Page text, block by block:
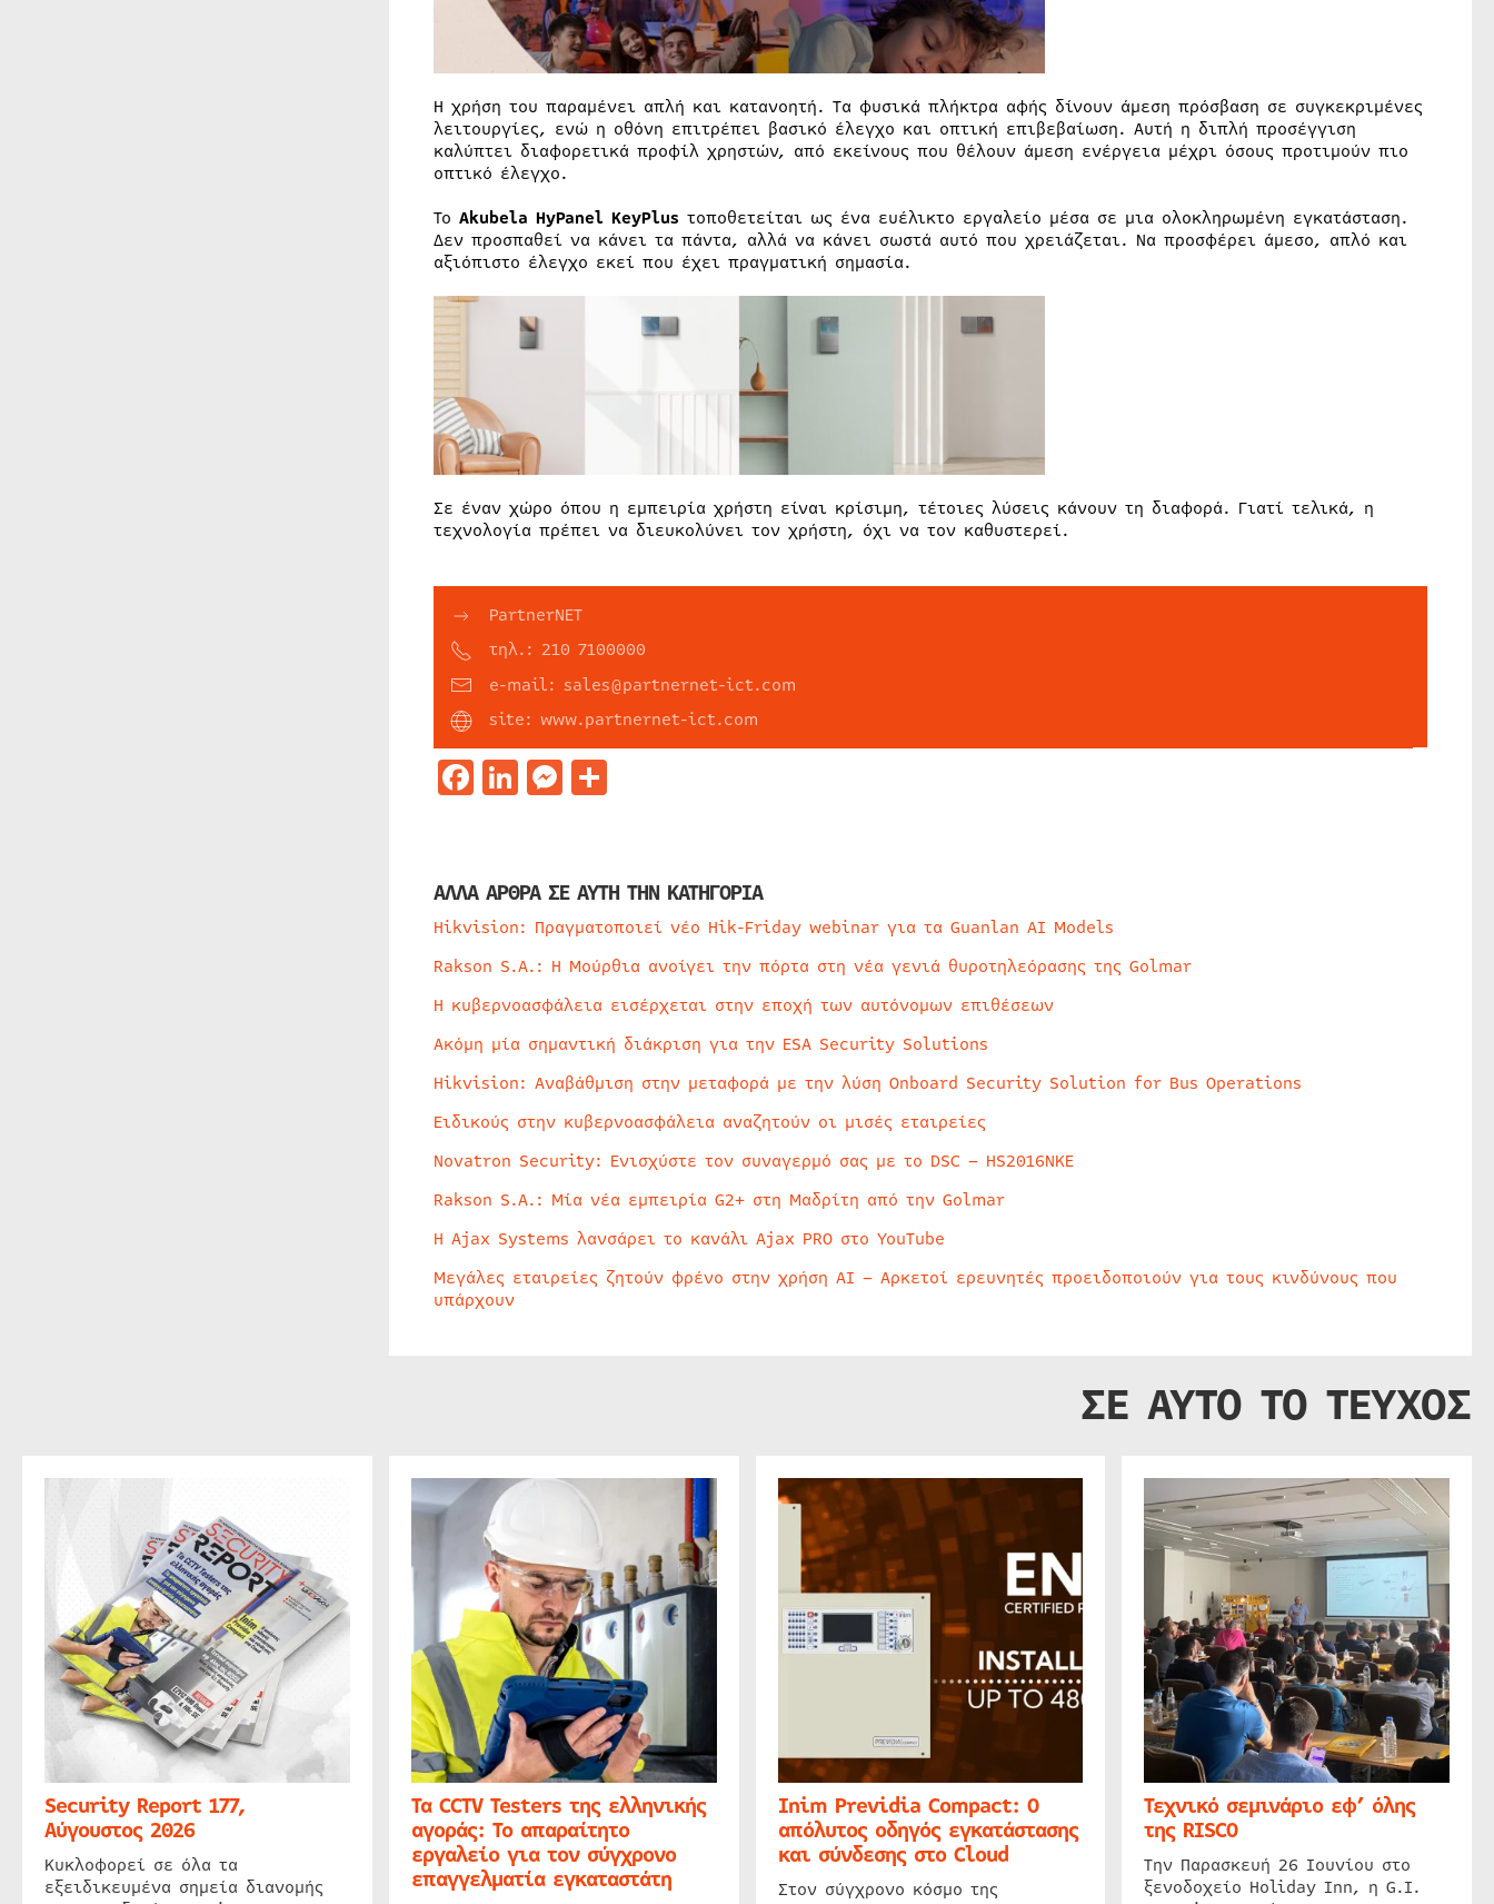
Η χρήση του παραμένει απλή και κατανοητή. Τα φυσικά πλήκτρα αφής δίνουν άμεση πρόσβαση σε συγκεκριμένες
λειτουργίες, ενώ η οθόνη επιτρέπει βασικό έλεγχο και οπτική επιβεβαίωση. Αυτή η διπλή προσέγγιση
καλύπτει διαφορετικά προφίλ χρηστών, από εκείνους που θέλουν άμεση ενέργεια μέχρι όσους προτιμούν πιο
οπτικό έλεγχο.
Το Akubela HyPanel KeyPlus τοποθετείται ως ένα ευέλικτο εργαλείο μέσα σε μια ολοκληρωμένη εγκατάσταση.
Δεν προσπαθεί να κάνει τα πάντα, αλλά να κάνει σωστά αυτό που χρειάζεται. Να προσφέρει άμεσο, απλό και
αξιόπιστο έλεγχο εκεί που έχει πραγματική σημασία.
Σε έναν χώρο όπου η εμπειρία χρήστη είναι κρίσιμη, τέτοιες λύσεις κάνουν τη διαφορά. Γιατί τελικά, η
τεχνολογία πρέπει να διευκολύνει τον χρήστη, όχι να τον καθυστερεί.
PartnerNET
τηλ.: 210 7100000
e-mail: sales@partnernet-ict.com
site: www.partnernet-ict.com
Facebook
LinkedIn
Messenger
Μοιραστείτε
ΑΛΛΑ ΑΡΘΡΑ ΣΕ ΑΥΤΗ ΤΗΝ ΚΑΤΗΓΟΡΙΑ
Hikvision: Πραγματοποιεί νέο Hik-Friday webinar για τα Guanlan AI Models
Rakson S.A.: Η Μούρθια ανοίγει την πόρτα στη νέα γενιά θυροτηλεόρασης της Golmar
Η κυβερνοασφάλεια εισέρχεται στην εποχή των αυτόνομων επιθέσεων
Ακόμη μία σημαντική διάκριση για την ESA Security Solutions
Hikvision: Αναβάθμιση στην μεταφορά με την λύση Onboard Security Solution for Bus Operations
Ειδικούς στην κυβερνοασφάλεια αναζητούν οι μισές εταιρείες
Novatron Security: Ενισχύστε τον συναγερμό σας με το DSC – HS2016NKE
Rakson S.A.: Μία νέα εμπειρία G2+ στη Μαδρίτη από την Golmar
Η Ajax Systems λανσάρει το κανάλι Ajax PRO στο YouTube
Μεγάλες εταιρείες ζητούν φρένο στην χρήση AI – Αρκετοί ερευνητές προειδοποιούν για τους κινδύνους που
υπάρχουν
ΣΕ ΑΥΤΟ ΤΟ ΤΕΥΧΟΣ
Security Report 177,
Αύγουστος 2026
Κυκλοφορεί σε όλα τα
εξειδικευμένα σημεία διανομής
Τα CCTV Testers της ελληνικής
αγοράς: Το απαραίτητο
εργαλείο για τον σύγχρονο
επαγγελματία εγκαταστάτη
Inim Previdia Compact: Ο
απόλυτος οδηγός εγκατάστασης
και σύνδεσης στο Cloud
Στον σύγχρονο κόσμο της
Τεχνικό σεμινάριο εφ’ όλης
της RISCO
Την Παρασκευή 26 Ιουνίου στο
ξενοδοχείο Holiday Inn, η G.I.